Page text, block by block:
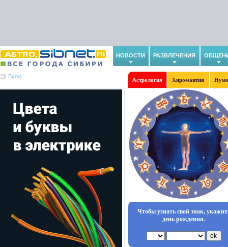
НОВОСТИ РАЗВЛЕЧЕНИЯ
Вход
Астрология Хиромантия
Чтобы узнать свой знак,
день рождения.